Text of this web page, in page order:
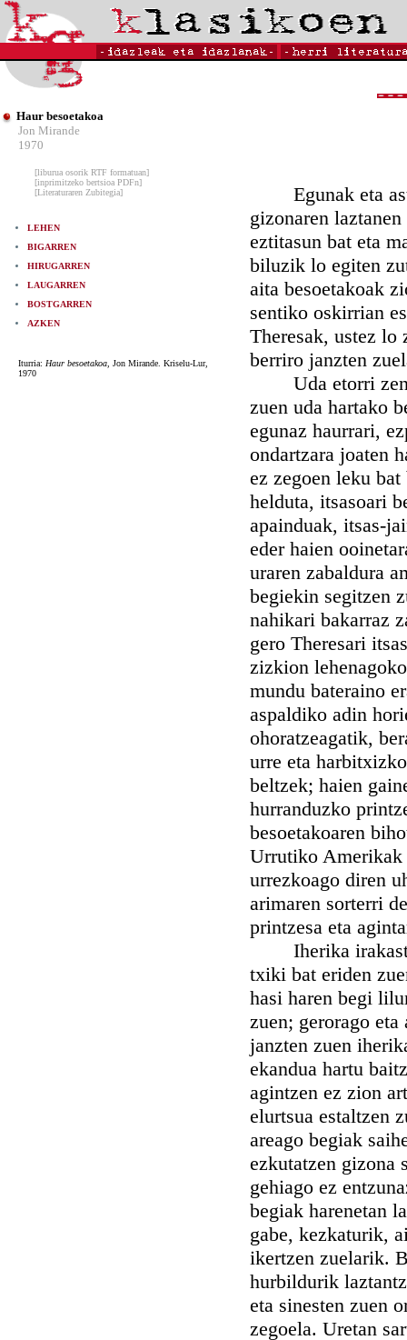
Haur besoetakoa
Jon Mirande
1970
[liburua osorik RTF formatuan]
[inprimitzeko bertsioa PDFn]
[Literaturaren Zubitegia]
LEHEN
BIGARREN
HIRUGARREN
LAUGARREN
BOSTGARREN
AZKEN
Iturria: Haur besoetakoa, Jon Mirande. Kriselu-Lur,
1970
Egunak eta
gizonaren
eztitasun bat eta
biluzik lo egiten
aita besoetakoak
sentiko oskirrian
Theresak, ustez lo
berriro janzten
Uda etorri zen,
zuen uda hartako
egunaz haurrari,
ondartzara joaten
ez zegoen leku
helduta, itsasoari
apainduak, itsas-
eder haien
uraren zabaldura
begiekin segitzen
nahikari bakarraz
gero Theresari
zizkion
mundu bateraino
aspaldiko adin
ohoratzeagatik,
urre eta
beltzek; haien
hurranduzko
besoetakoaren
Urrutiko Amerikak
urrezkoago diren
arimaren sorterri
printzesa eta
Iherika
txiki bat eriden
hasi haren begi
zuen; gerorago
janzten zuen
ekandua hartu
agintzen ez zion
elurtsua estaltzen
areago begiak
ezkutatzen gizona
gehiago ez
begiak harenetan
gabe, kezkaturik,
ikertzen zuelarik.
hurbildurik
eta sinesten zuen
zegoela. Uretan